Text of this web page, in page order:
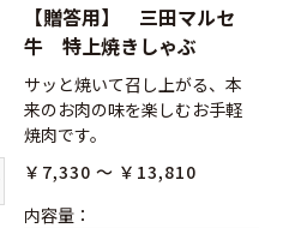
【贈答用】 三田マルセ
牛 特上焼きしゃぶ
サッと焼いて召し上がる、本
来のお肉の味を楽しむお手軽
焼肉です。
￥7,330 ～ ￥13,810
内容量 ：